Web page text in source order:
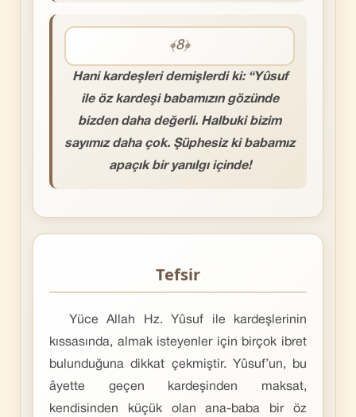
﴾8﴿
Hani kardeşleri demişlerdi ki: “Yûsuf
ile öz kardeşi babamızın gözünde
bizden daha değerli. Halbuki bizim
sayımız daha çok. Şüphesiz ki babamız
apaçık bir yanılgı içinde!
Tefsir
Yüce Allah Hz. Yûsuf ile kardeşlerinin
kıssasında, almak isteyenler için birçok ibret
bulunduğuna dikkat çekmiştir. Yûsuf’un, bu
âyette geçen kardeşinden maksat,
kendisinden küçük olan ana-baba bir öz